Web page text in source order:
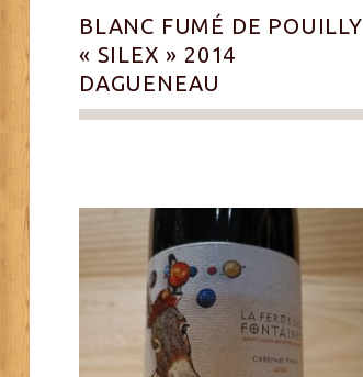
BLANC FUMÉ DE POUILLY
« SILEX » 2014
DAGUENEAU